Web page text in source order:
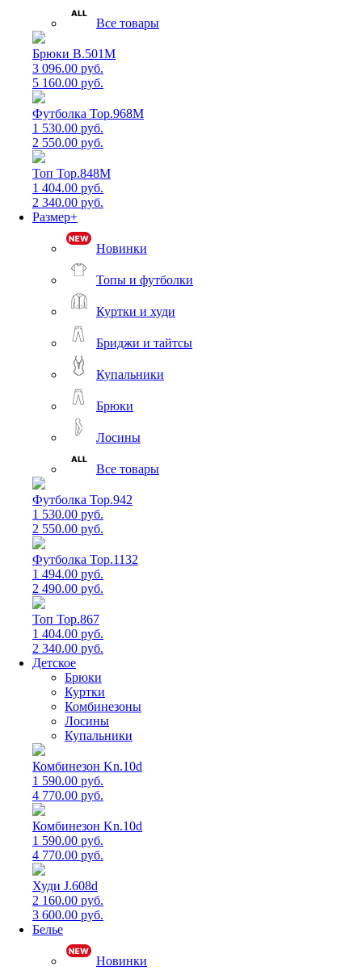
Все товары
Брюки B.501M
3 096.00 руб.
5 160.00 руб.
Футболка Top.968M
1 530.00 руб.
2 550.00 руб.
Топ Top.848M
1 404.00 руб.
2 340.00 руб.
Размер+
Новинки
Топы и футболки
Куртки и худи
Бриджи и тайтсы
Купальники
Брюки
Лосины
Все товары
Футболка Top.942
1 530.00 руб.
2 550.00 руб.
Футболка Top.1132
1 494.00 руб.
2 490.00 руб.
Топ Top.867
1 404.00 руб.
2 340.00 руб.
Детское
Брюки
Куртки
Комбинезоны
Лосины
Купальники
Комбинезон Kn.10d
1 590.00 руб.
4 770.00 руб.
Комбинезон Kn.10d
1 590.00 руб.
4 770.00 руб.
Худи J.608d
2 160.00 руб.
3 600.00 руб.
Белье
Новинки